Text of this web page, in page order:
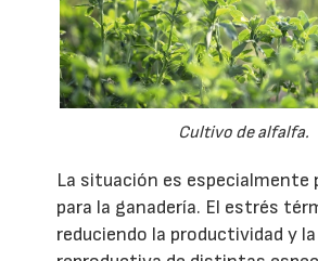
Cultivo de alfalfa.
La situación es especialmente
para la ganadería. El estrés
reduciendo la productividad y